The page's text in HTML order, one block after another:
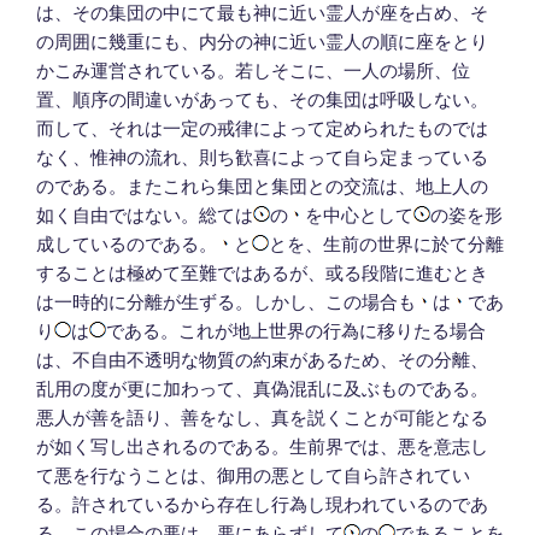
は、その集団の中にて最も神に近い霊人が座を占め、そ
の周囲に幾重にも、内分の神に近い霊人の順に座をとり
かこみ運営されている。若しそこに、一人の場所、位
置、順序の間違いがあっても、その集団は呼吸しない。
而して、それは一定の戒律によって定められたものでは
なく、惟神の流れ、則ち歓喜によって自ら定まっている
のである。またこれら集団と集団との交流は、地上人の
如く自由ではない。総ては
の を中心として
の姿を形
成しているのである。
と
とを、生前の世界に於て分離
することは極めて至難ではあるが、或る段階に進むとき
は一時的に分離が生ずる。しかし、この場合も
は
であ
り
は
である。これが地上世界の行為に移りたる場合
は、不自由不透明な物質の約束があるため、その分離、
乱用の度が更に加わって、真偽混乱に及ぶものである。
悪人が善を語り、善をなし、真を説くことが可能となる
が如く写し出されるのである。生前界では、悪を意志し
て悪を行なうことは、御用の悪として自ら許されてい
る。許されているから存在し行為し現われているのであ